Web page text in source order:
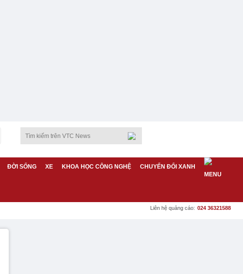
ĐỜI SỐNG XE KHOA HỌC CÔNG NGHỆ CHUYỂN ĐỔI XANH
Liên hệ quảng cáo: 024 36321588